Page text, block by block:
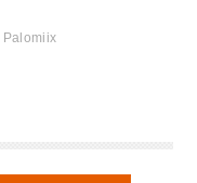
Palomiix